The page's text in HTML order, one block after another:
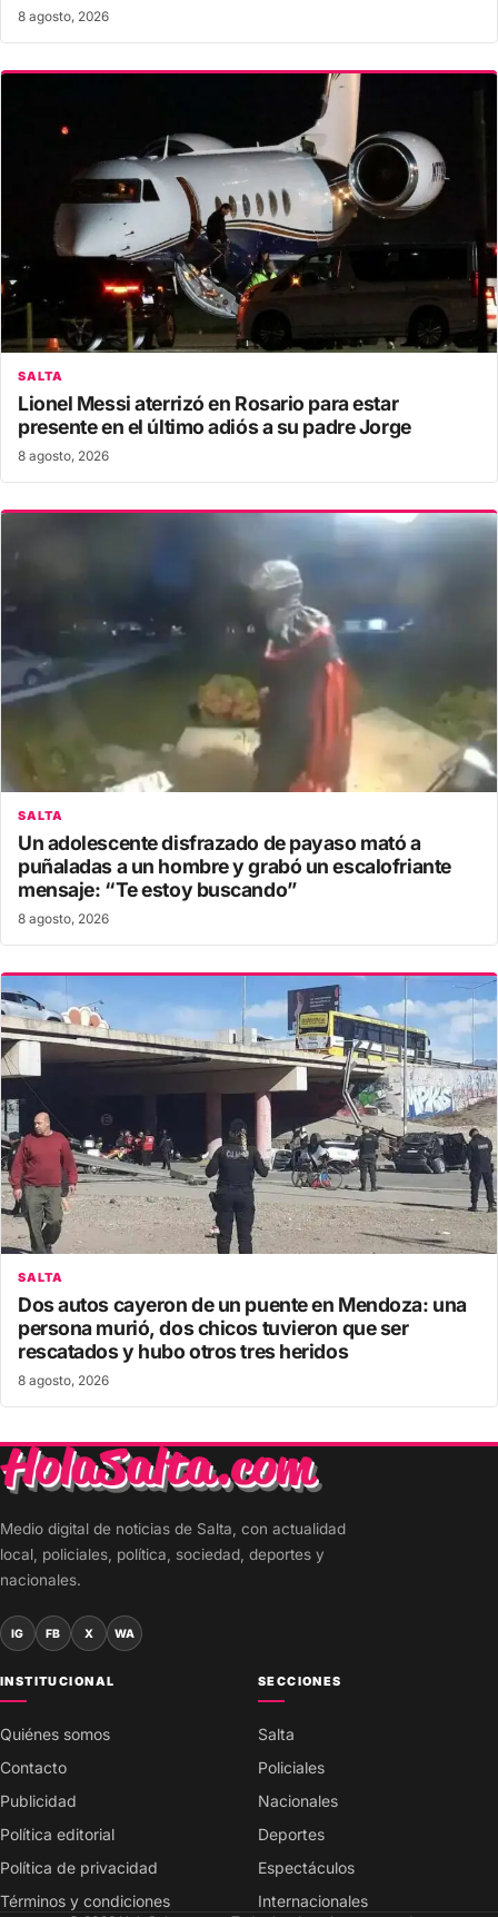
8 agosto, 2026
SALTA
Lionel Messi aterrizó en Rosario para estar
presente en el último adiós a su padre Jorge
8 agosto, 2026
SALTA
Un adolescente disfrazado de payaso mató a
puñaladas a un hombre y grabó un escalofriante
mensaje: “Te estoy buscando”
8 agosto, 2026
SALTA
Dos autos cayeron de un puente en Mendoza: una
persona murió, dos chicos tuvieron que ser
rescatados y hubo otros tres heridos
8 agosto, 2026
Medio digital de noticias de Salta, con actualidad
local, policiales, política, sociedad, deportes y
nacionales.
IG FB X WA
INSTITUCIONAL
Quiénes somos
Contacto
Publicidad
Política editorial
Política de privacidad
Términos y condiciones
SECCIONES
Salta
Policiales
Nacionales
Deportes
Espectáculos
Internacionales